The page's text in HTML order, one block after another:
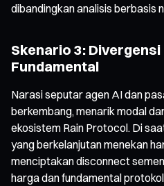
dibandingkan analisis berbasis
Skenario 3:
Fundamental
Narasi seputar agen AI dan
berkembang, menarik modal
ekosistem Rain Protocol. Di
yang berkelanjutan menekan
menciptakan disconnect
harga dan fundamental